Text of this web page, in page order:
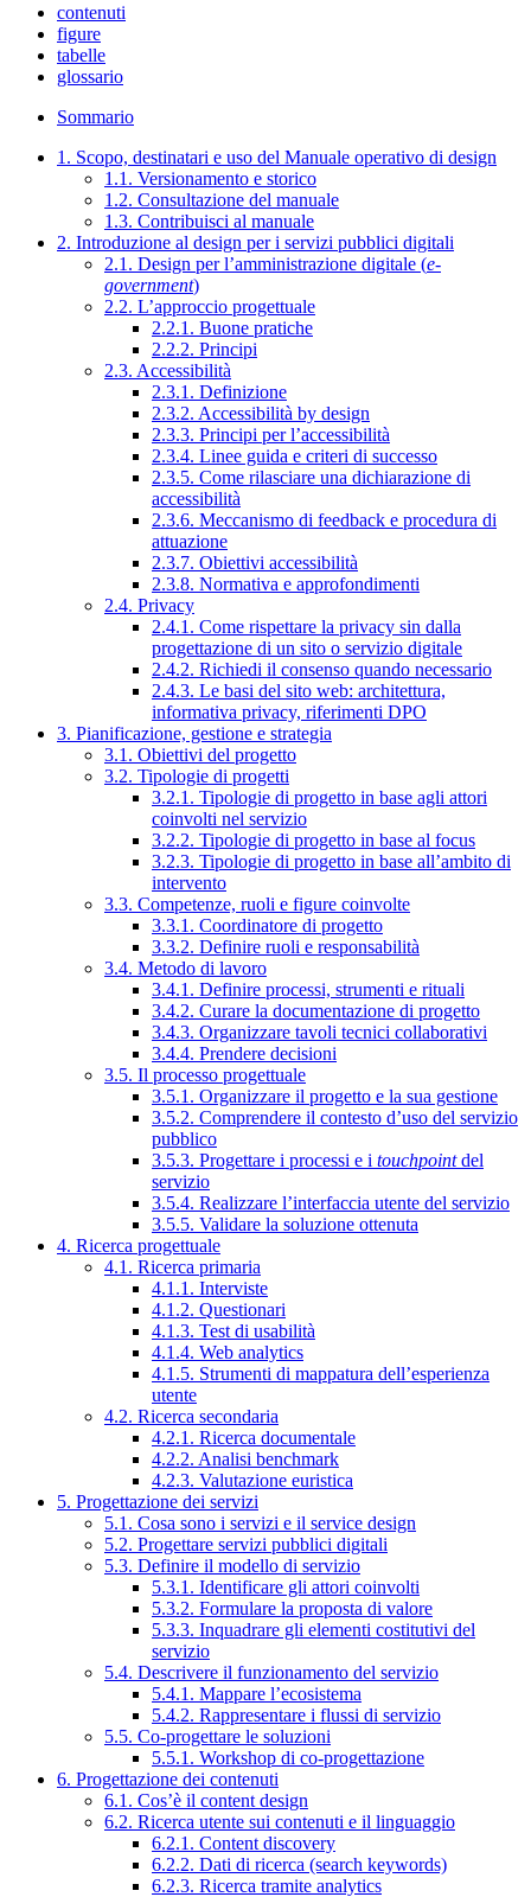
contenuti
figure
tabelle
glossario
Sommario
1. Scopo, destinatari e uso del Manuale operativo di design
1.1. Versionamento e storico
1.2. Consultazione del manuale
1.3. Contribuisci al manuale
2. Introduzione al design per i servizi pubblici digitali
2.1. Design per l’amministrazione digitale (e-
government)
2.2. L’approccio progettuale
2.2.1. Buone pratiche
2.2.2. Principi
2.3. Accessibilità
2.3.1. Definizione
2.3.2. Accessibilità by design
2.3.3. Principi per l’accessibilità
2.3.4. Linee guida e criteri di successo
2.3.5. Come rilasciare una dichiarazione di
accessibilità
2.3.6. Meccanismo di feedback e procedura di
attuazione
2.3.7. Obiettivi accessibilità
2.3.8. Normativa e approfondimenti
2.4. Privacy
2.4.1. Come rispettare la privacy sin dalla
progettazione di un sito o servizio digitale
2.4.2. Richiedi il consenso quando necessario
2.4.3. Le basi del sito web: architettura,
informativa privacy, riferimenti DPO
3. Pianificazione, gestione e strategia
3.1. Obiettivi del progetto
3.2. Tipologie di progetti
3.2.1. Tipologie di progetto in base agli attori
coinvolti nel servizio
3.2.2. Tipologie di progetto in base al focus
3.2.3. Tipologie di progetto in base all’ambito di
intervento
3.3. Competenze, ruoli e figure coinvolte
3.3.1. Coordinatore di progetto
3.3.2. Definire ruoli e responsabilità
3.4. Metodo di lavoro
3.4.1. Definire processi, strumenti e rituali
3.4.2. Curare la documentazione di progetto
3.4.3. Organizzare tavoli tecnici collaborativi
3.4.4. Prendere decisioni
3.5. Il processo progettuale
3.5.1. Organizzare il progetto e la sua gestione
3.5.2. Comprendere il contesto d’uso del servizio
pubblico
3.5.3. Progettare i processi e i touchpointdel
servizio
3.5.4. Realizzare l’interfaccia utente del servizio
3.5.5. Validare la soluzione ottenuta
4. Ricerca progettuale
4.1. Ricerca primaria
4.1.1. Interviste
4.1.2. Questionari
4.1.3. Test di usabilità
4.1.4. Web analytics
4.1.5. Strumenti di mappatura dell’esperienza
utente
4.2. Ricerca secondaria
4.2.1. Ricerca documentale
4.2.2. Analisi benchmark
4.2.3. Valutazione euristica
5. Progettazione dei servizi
5.1. Cosa sono i servizi e il service design
5.2. Progettare servizi pubblici digitali
5.3. Definire il modello di servizio
5.3.1. Identificare gli attori coinvolti
5.3.2. Formulare la proposta di valore
5.3.3. Inquadrare gli elementi costitutivi del
servizio
5.4. Descrivere il funzionamento del servizio
5.4.1. Mappare l’ecosistema
5.4.2. Rappresentare i flussi di servizio
5.5. Co-progettare le soluzioni
5.5.1. Workshop di co-progettazione
6. Progettazione dei contenuti
6.1. Cos’è il content design
6.2. Ricerca utente sui contenuti e il linguaggio
6.2.1. Content discovery
6.2.2. Dati di ricerca (search keywords)
6.2.3. Ricerca tramite analytics